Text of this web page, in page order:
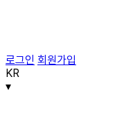
로그인 회원가입
KR
▾